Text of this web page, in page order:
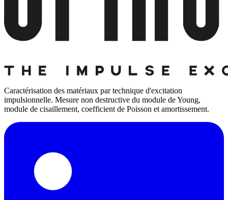
Caractérisation des matériaux par technique d'excitation
impulsionnelle. Mesure non destructive du module de Young,
module de cisaillement, coefficient de Poisson et amortissement.